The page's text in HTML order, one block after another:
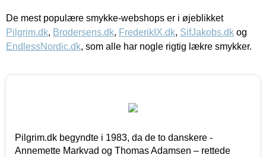
De mest populære smykke-webshops er i øjeblikket
Pilgrim.dk, Brodersens.dk, FrederikIX.dk, SifJakobs.dk og
EndlessNordic.dk, som alle har nogle rigtig lækre smykker.
Pilgrim.dk begyndte i 1983, da de to danskere -
Annemette Markvad og Thomas Adamsen – rettede